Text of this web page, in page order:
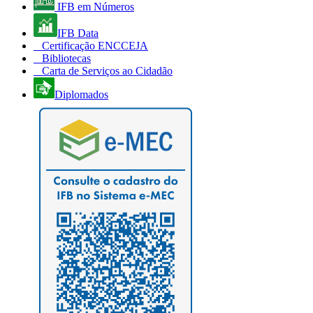
IFB em Números
IFB Data
Certificação ENCCEJA
Bibliotecas
Carta de Serviços ao Cidadão
Diplomados